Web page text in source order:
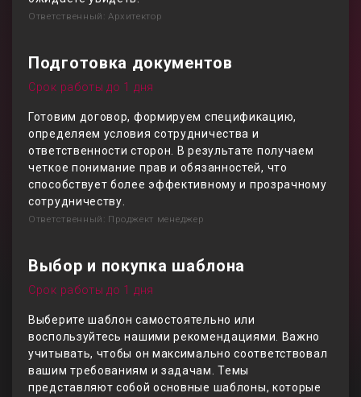
Ответственный: Архитектор
Подготовка документов
Срок работы до 1 дня
Готовим договор, формируем спецификацию,
определяем условия сотрудничества и
ответственности сторон. В результате получаем
четкое понимание прав и обязанностей, что
способствует более эффективному и прозрачному
сотрудничеству.
Ответственный: Проджект менеджер
Выбор и покупка шаблона
Срок работы до 1 дня
Выберите шаблон самостоятельно или
воспользуйтесь нашими рекомендациями. Важно
учитывать, чтобы он максимально соответствовал
вашим требованиям и задачам. Темы
представляют собой основные шаблоны, которые